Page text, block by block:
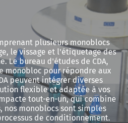
plusieurs monoblocs
le vissage et l'étiquetage des
Le bureau d'études de CDA,
monobloc pour répondre aux
peuvent intégrer diverses
flexible et adaptée à vos
tout-en-un, qui combine
nos monoblocs sont simples
de conditionnement.